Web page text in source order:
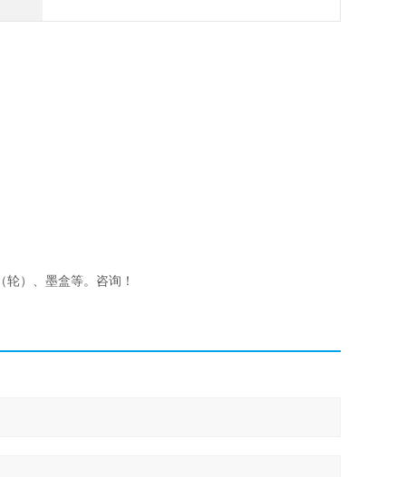
）、墨盒等。咨询！